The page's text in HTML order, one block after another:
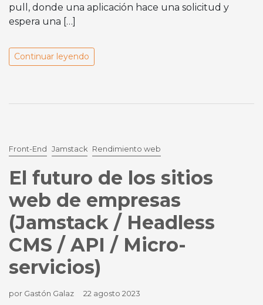
pull, donde una aplicación hace una solicitud y
espera una […]
Continuar leyendo
Front-End Jamstack Rendimiento web
El futuro de los sitios
web de empresas
(Jamstack / Headless
CMS / API / Micro-
servicios)
por Gastón Galaz 22 agosto 2023